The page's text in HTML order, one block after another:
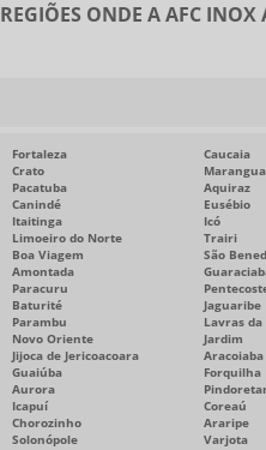
REGIÕES ONDE A AFC
Fortaleza Caucaia
Crato
Pacatuba
Aquiraz
Canindé
Eusébio
Itaitinga
Icó
Limoeiro do Norte
Trairi
Boa Viagem
São
Amontada
Paracuru
Baturité
Jaguaribe
Parambu
Lavras
Novo Oriente
Jardim
Jijoca de Jericoacoara
Aracoiaba
Guaiúba
Forquilha
Aurora
Icapuí
Coreaú
Chorozinho
Araripe
Solonópole
Varjota